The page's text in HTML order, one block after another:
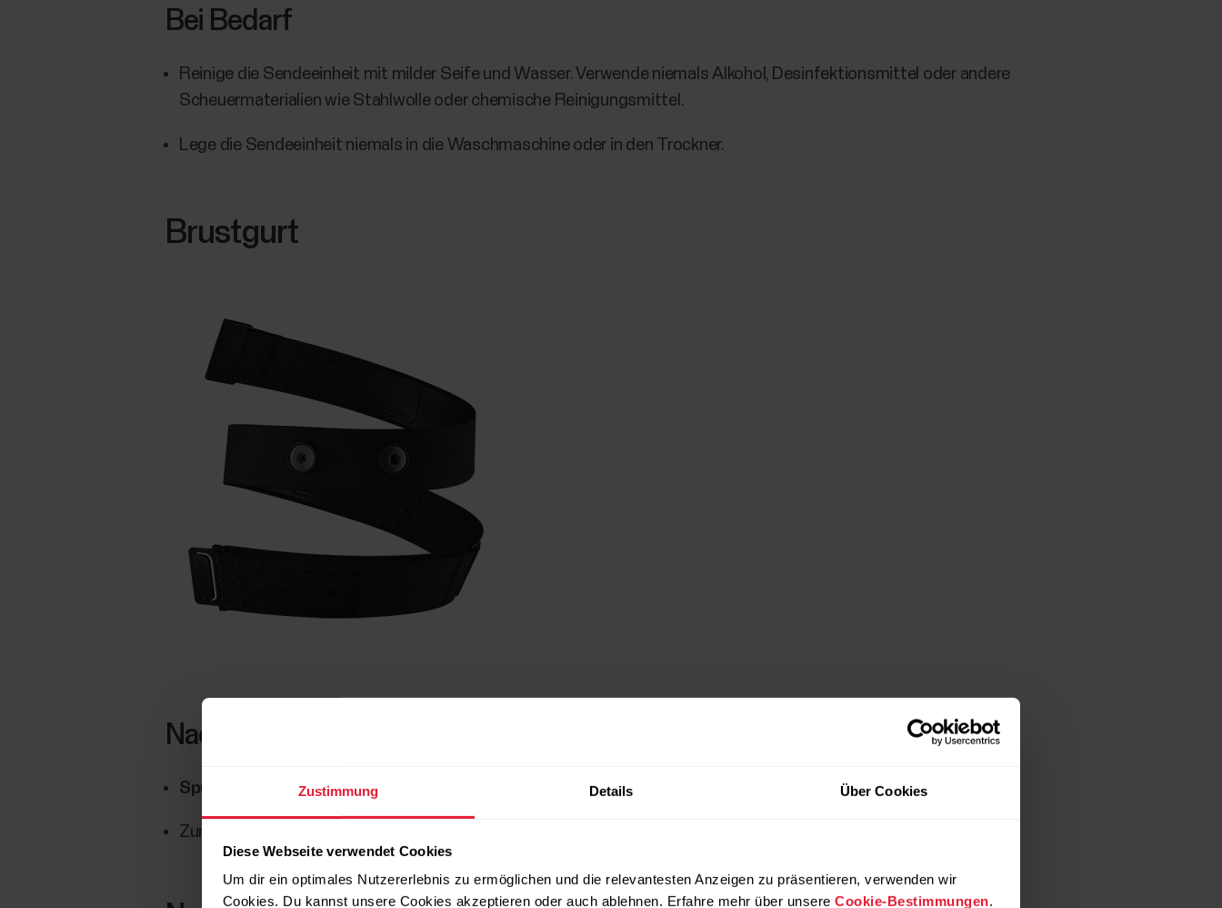
Zustimmung Details Über Cookies
Diese Webseite verwendet Cookies
Um dir ein optimales Nutzererlebnis zu ermöglichen und die relevantesten Anzeigen zu präsentieren, verwenden wir
Cookies. Du kannst unsere Cookies akzeptieren oder auch ablehnen. Erfahre mehr über unsere Cookie-Bestimmungen.
Bei Bedarf
Reinige die Sendeeinheit mit milder Seife und Wasser. Verwende niemals Alkohol, Desinfektionsmittel oder andere
Scheuermaterialien wie Stahlwolle oder chemische Reinigungsmittel.
Lege die Sendeeinheit niemals in die Waschmaschine oder in den Trockner.
Brustgurt
Nach jedem Gebrauch
Spüle den Brustgurt unter fließendem Wasser ab.
Zum Trocknen aufhängen, aber direkte Sonneneinstrahlung vermeiden.